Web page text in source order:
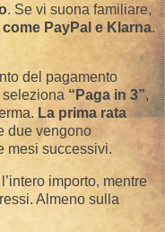
. Se vi suona familiare,
PayPal e Klarna.
del pagamento
“Paga in 3”,
La prima rata
due vengono
mesi successivi.
importo, mentre
Almeno sulla